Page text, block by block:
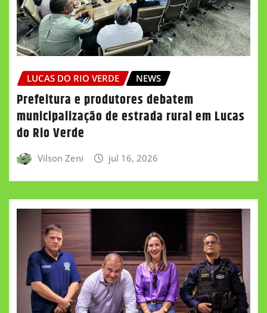
LUCAS DO RIO VERDE NEWS
Prefeitura e produtores debatem
municipalização de estrada rural em Lucas
do Rio Verde
Vilson Zeni jul 16, 2026